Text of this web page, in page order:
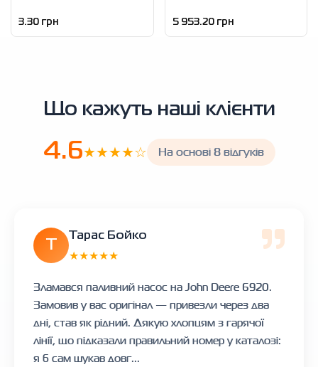
3.30 грн 5 953.20 грн
Що кажуть наші клієнти
4.6★★★★☆ На основі 8 відгуків
Тарас Бойко
★★★★★
Зламався паливний насос на John Deere 6920.
Замовив у вас оригінал — привезли через два
дні, став як рідний. Дякую хлопцям з гарячої
лінії, що підказали правильний номер у каталозі:
я б сам шукав довг...